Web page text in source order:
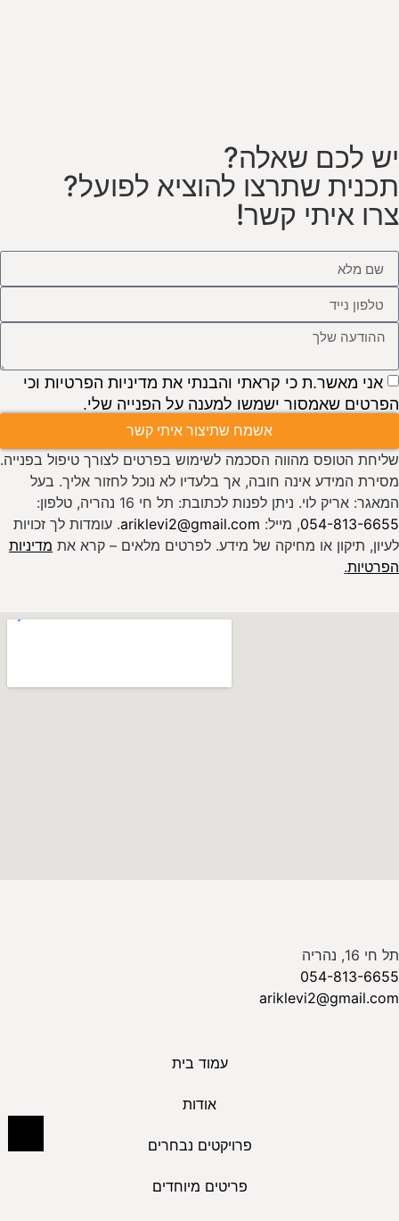
יש לכם שאלה?
תכנית שתרצו להוציא לפועל?
צרו איתי קשר!
אני מאשר.ת כי קראתי והבנתי את מדיניות הפרטיות וכי
הפרטים שאמסור ישמשו למענה על הפנייה שלי.
אשמח שתיצור איתי קשר
שליחת הטופס מהווה הסכמה לשימוש בפרטים לצורך טיפול בפנייה.
מסירת המידע אינה חובה, אך בלעדיו לא נוכל לחזור אליך. בעל
המאגר: אריק לוי. ניתן לפנות לכתובת: תל חי 16 נהריה, טלפון:
054-813-6655, מייל: ariklevi2@gmail.com. עומדות לך זכויות
לעיון, תיקון או מחיקה של מידע. לפרטים מלאים – קרא את מדיניות
הפרטיות.
תל חי 16, נהריה
054-813-6655
ariklevi2@gmail.com
עמוד בית
אודות
פרויקטים נבחרים
פריטים מיוחדים